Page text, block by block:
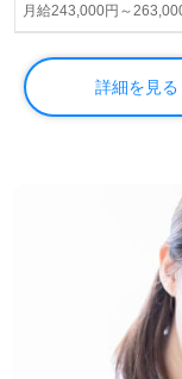
看護助手や介護職
保健施設での勤
制、ご利用者様
実のOJT/研修制
を先輩職員様が
知識や技術力を
て仕事をしたい
等、担当コンサ
も遠慮なくお願
医療/福祉業界の
護】＊求人情報
LINE、メール、
月給243,000円～
詳細を見る